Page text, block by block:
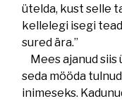
ütelda, kust selle
kellelegi isegi
sured ära.”
Mees ajanud siis
seda mööda
inimeseks.